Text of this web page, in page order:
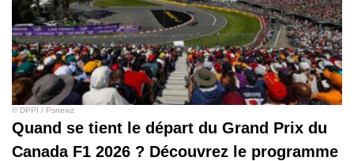
© DPPI / Psnewz
Quand se tient le départ du Grand Prix du
Canada F1 2026 ? Découvrez le programme